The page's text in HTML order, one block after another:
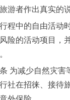
游者作出真实的
中的自由活动
险的活动项目，
减少自然灾害
社在招徕、接待